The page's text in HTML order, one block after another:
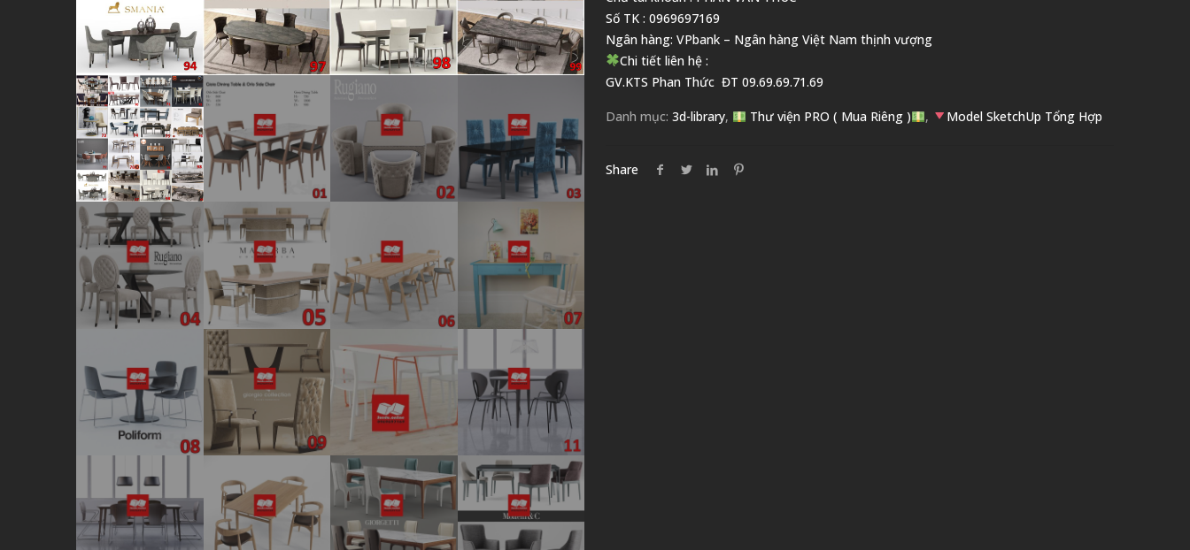
Số TK : 0969697169
Ngân hàng: VPbank – Ngân hàng Việt Nam thịnh vượng
Chi tiết liên hệ :
GV.KTS Phan ThứcĐT 09.69.69.71.69
Danh mục: 3d-library, Thư viện PRO ( Mua Riêng ) , Model SketchUp Tổng Hợp
Share